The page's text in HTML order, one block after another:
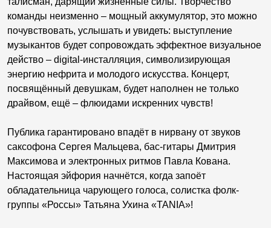
команды неизменно – мощный аккумулятор, это можно
почувствовать, услышать и увидеть: выступление
музыкантов будет сопровождать эффектное визуальное
действо – digital-инсталляция, символизирующая
энергию нефрита и молодого искусства. Концерт,
посвящённый девушкам, будет наполнен не только
драйвом, ещё – флюидами искренних чувств!
Публика гарантировано впадёт в нирвану от звуков
саксофона Сергея Мальцева, бас-гитары Дмитрия
Максимова и электронных ритмов Павла Кована.
Настоящая эйфория начнётся, когда запоёт
обладательница чарующего голоса, солистка фолк-
группы «Россы» Татьяна Ухина «TANIA»!